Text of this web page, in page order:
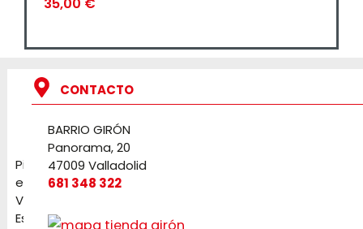
35,00 €
Pirotecnia
en
Valladolid.
Especialistas
CONTACTO
BARRIO GIRÓN
Panorama, 20
47009 Valladolid
681 348 322